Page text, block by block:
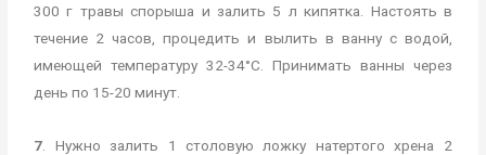
300 г травы спорыша и залить 5 л кипятка. Настоять в
течение 2 часов, процедить и вылить в ванну с водой,
имеющей температуру 32-34°С. Принимать ванны через
день по 15-20 минут.
7 . Нужно залить 1 столовую ложку натертого хрена 2